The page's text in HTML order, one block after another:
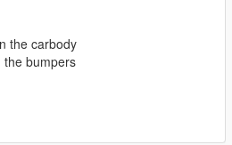
the carbody
bumpers